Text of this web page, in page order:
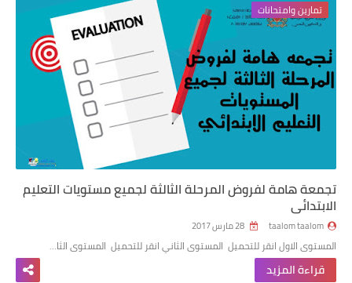
تمارين وامتحانات
تجمعة هامة لفروض المرحلة الثالثة لجميع مستويات التعليم
الابتدائي
taalom taalom
المستوى الاول انقر للتحميل المستوى الثاني انقر للتحميل المستوى الثا…
قراءة المزيد